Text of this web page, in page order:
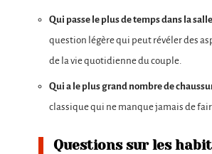
Qui passe le plus de temps dans la
question légère qui peut révéler des
de la vie quotidienne du couple.
Qui a le plus grand nombre de
classique qui ne manque jamais de
Questions sur les